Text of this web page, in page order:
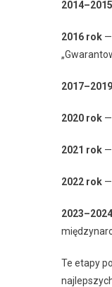
2014–2015
2016 rok
2017–2019
2020 rok
2021 rok
2022 rok
2023–2024
Te etapy